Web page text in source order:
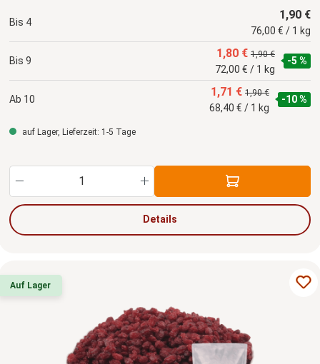
Bis 4
1,90 €
76,00 € / 1 kg
Bis 9
1,80 € 1,90 €
72,00 € / 1 kg
-5 %
Ab 10
1,71 € 1,90 €
68,40 € / 1 kg
-10 %
auf Lager, Lieferzeit: 1-5 Tage
Produkt Anzahl: Gib den gewünschten Wert
Details
Auf Lager